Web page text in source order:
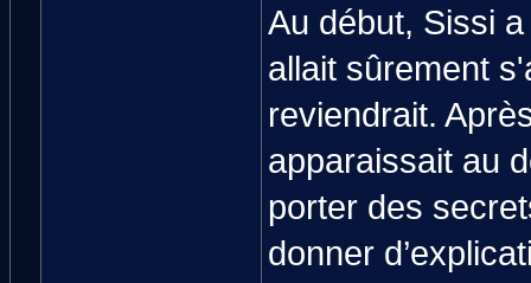
Au début, Sissi
allait sûrement
reviendrait.
apparaissait au
porter des
donner